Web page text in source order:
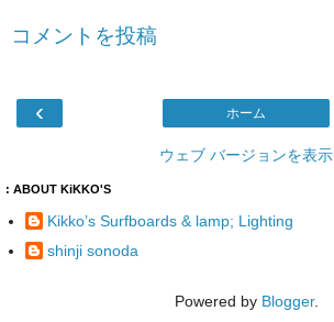
コメントを投稿
‹ ホーム
ウェブ バージョンを表示
: ABOUT KiKKO'S
Kikko’s Surfboards & lamp; Lighting
shinji sonoda
Powered by Blogger.